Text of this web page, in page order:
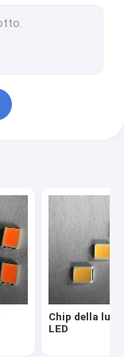
Chip della
LED